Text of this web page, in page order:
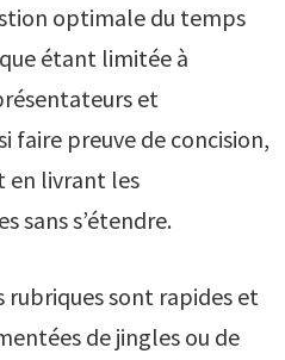
optimale du temps
étant limitée à
et
faire preuve de concision,
en livrant les
sans s’étendre.
rubriques sont rapides et
de jingles ou de